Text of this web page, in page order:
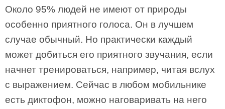
Около 95% людей не имеют от природы
особенно приятного голоса. Он в лучшем
случае обычный. Но практически каждый
может добиться его приятного звучания, если
начнет тренироваться, например, читая вслух
с выражением. Сейчас в любом мобильнике
есть диктофон, можно наговаривать на него